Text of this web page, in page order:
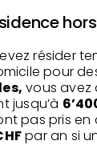
résider
pour
vous avez
jusqu’à
pas pris en
par an si